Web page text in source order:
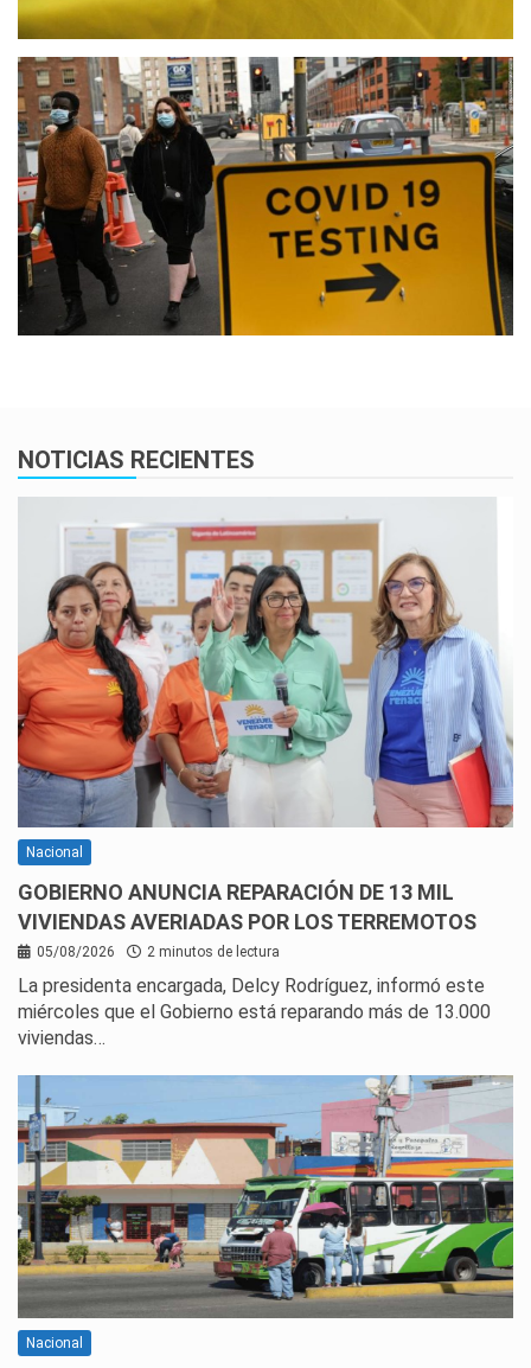
NOTICIAS RECIENTES
Nacional
GOBIERNO ANUNCIA REPARACIÓN DE 13 MIL
VIVIENDAS AVERIADAS POR LOS TERREMOTOS
05/08/2026 2 minutos de lectura
La presidenta encargada, Delcy Rodríguez, informó este
miércoles que el Gobierno está reparando más de 13.000
viviendas…
Nacional